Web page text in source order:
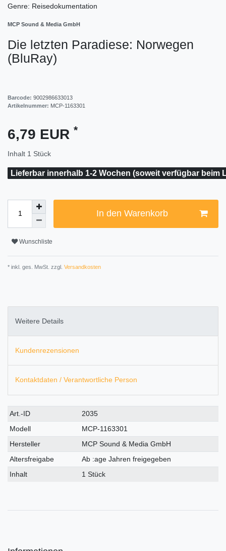
Genre: Reisedokumentation
MCP Sound & Media GmbH
Die letzten Paradiese: Norwegen
(BluRay)
Barcode: 9002986633013
Artikelnummer: MCP-1163301
6,79 EUR *
Inhalt 1 Stück
Lieferbar innerhalb 1-2 Wochen (soweit verfügbar beim
In den Warenkorb
Wunschliste
* inkl. ges. MwSt. zzgl. Versandkosten
Weitere Details
Kundenrezensionen
Kontaktdaten / Verantwortliche Person
Technisches
Merkmal
Wert
Art.-ID
2035
Modell
MCP-1163301
Hersteller
MCP Sound & Media GmbH
Altersfreigabe
Ab :age Jahren freigegeben
Inhalt
1 Stück